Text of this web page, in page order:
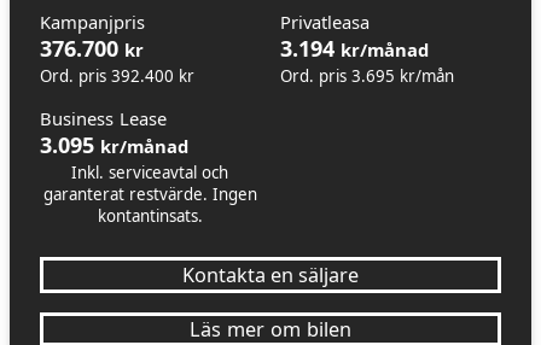
Kampanjpris
376.700kr
Ord. pris 392.400 kr
Privatleasa
3.194 kr/månad
Ord. pris 3.695 kr/mån
Business Lease
3.095kr/månad
Inkl. serviceavtal och
garanterat restvärde. Ingen
kontantinsats.
Kontakta en säljare
Läs mer om bilen